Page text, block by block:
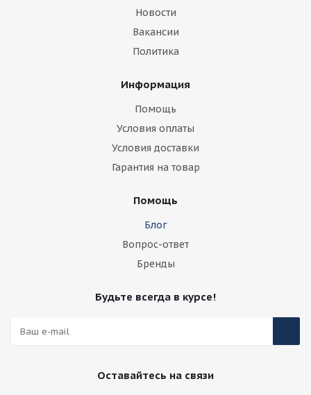
Новости
Вакансии
Политика
Информация
Помощь
Условия оплаты
Условия доставки
Гарантия на товар
Помощь
Блог
Вопрос-ответ
Бренды
Будьте всегда в курсе!
Оставайтесь на связи